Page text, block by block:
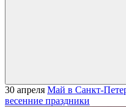
30 апреля Май в Санкт-
весенние праздники